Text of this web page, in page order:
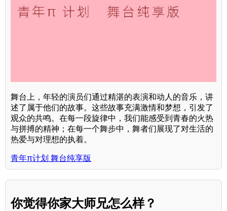
舞台上，年轻的演员们通过精湛的表演和动人的音乐，讲
述了属于他们的故事。这些故事充满激情和梦想，引发了
观众的共鸣。在每一段旋律中，我们能感受到青春的火热
与拼搏的精神；在每一个舞步中，舞者们展现了对生活的
热爱与对理想的执着。
青年π计划 舞台纯享版
你觉得你家大师兄怎么样？